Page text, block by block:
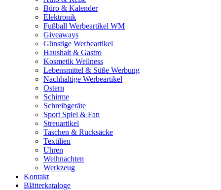
Büro & Kalender
Elektronik
Fußball Werbeartikel WM
Giveaways
Günstige Werbeartikel
Haushalt & Gastro
Kosmetik Wellness
Lebensmittel & Süße Werbung
Nachhaltige Werbeartikel
Ostern
Schirme
Schreibgeräte
Sport Spiel & Fan
Streuartikel
Taschen & Rucksäcke
Textilien
Uhren
Weihnachten
Werkzeug
Kontakt
Blätterkataloge